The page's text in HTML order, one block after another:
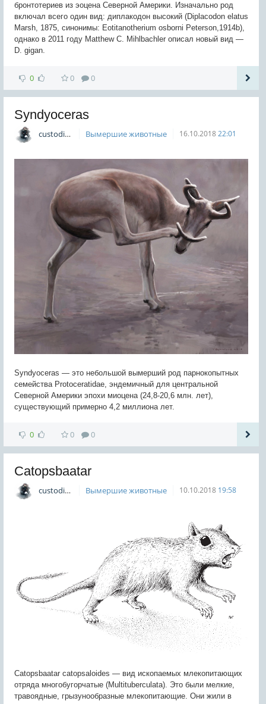
бронтотериев из эоцена Северной Америки. Изначально род
включал всего один вид: диплакодон высокий (Diplacodon elatus
Marsh, 1875, синонимы: Eotitanotherium osborni Peterson,1914b),
однако в 2011 году Matthew C. Mihlbachler описал новый вид —
D. gigan.
0 0 0
Syndyoceras
custodian Вымершие животные 16.10.2018 22:01
Syndyoceras — это небольшой вымерший род парнокопытных
семейства Protoceratidae, эндемичный для центральной
Северной Америки эпохи миоцена (24,8-20,6 млн. лет),
существующий примерно 4,2 миллиона лет.
0 0 0
Catopsbaatar
custodian Вымершие животные 10.10.2018 19:58
Catopsbaatar catopsaloides — вид ископаемых млекопитающих
отряда многобугорчатые (Multituberculata). Это были мелкие,
травоядные, грызунообразные млекопитающие. Они жили в